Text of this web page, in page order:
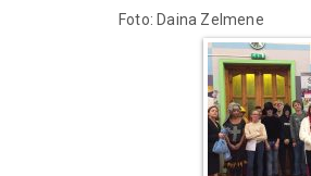
Foto: Daina Zelmene